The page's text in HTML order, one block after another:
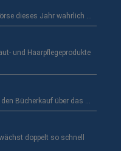
dieses Jahr wahrlich …
und Haarpflegeprodukte
Bücherkauf über das …
doppelt so schnell